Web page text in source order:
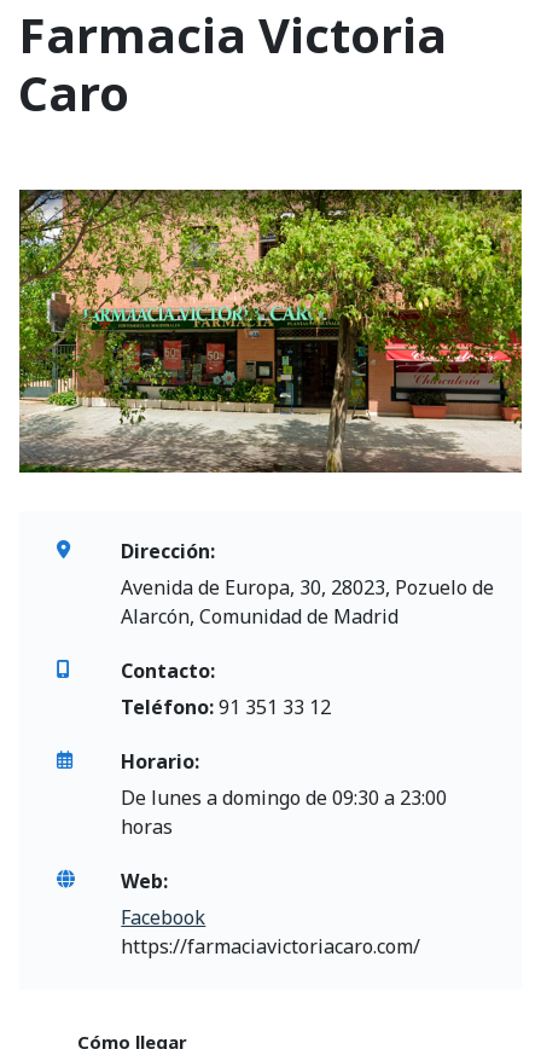
Farmacia Victoria
Caro
Dirección:
Avenida de Europa, 30, 28023, Pozuelo de
Alarcón, Comunidad de Madrid
Contacto:
Teléfono:91 351 33 12
Horario:
De lunes a domingo de 09:30 a 23:00
horas
Web:
Facebook
https://farmaciavictoriacaro.com/
Cómo llegar